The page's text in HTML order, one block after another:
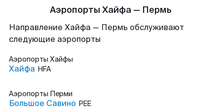
Аэропорты Хайфа — Пермь
Направление Хайфа — Пермь обслуживают
следующие аэропорты
Аэропорты Хайфы
Хайфа HFA
Аэропорты Перми
Большое Савино PEE